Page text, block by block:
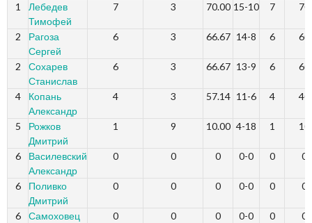
1
Лебедев
Тимофей
7 3 70.00 15-10 7 70
2
Рагоза
Сергей
6 3 66.67 14-8 6 60
2
Сохарев
Станислав
6 3 66.67 13-9 6 60
4
Копань
Александр
4 3 57.14 11-6 4 40
5
Рожков
Дмитрий
1 9 10.00 4-18 1 10
6
Василевский
Александр
0 0 0 0-0 0 0
6
Поливко
Дмитрий
0 0 0 0-0 0 0
6
Самоховец
0 0 0 0-0 0 0